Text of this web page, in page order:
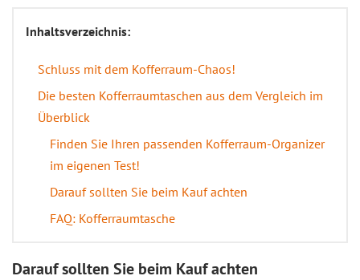
Inhaltsverzeichnis:
Schluss mit dem Kofferraum-Chaos!
Die besten Kofferraumtaschen aus dem Vergleich im
Überblick
Finden Sie Ihren passenden Kofferraum-Organizer
im eigenen Test!
Darauf sollten Sie beim Kauf achten
FAQ: Kofferraumtasche
Darauf sollten Sie beim Kauf achten